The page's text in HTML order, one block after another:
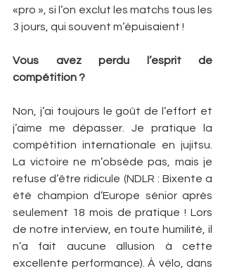
«pro », si l’on exclut les matchs tous les
3 jours, qui souvent m’épuisaient !
Vous avez perdu l’esprit de
compétition ?
Non, j’ai toujours le goût de l’effort et
j’aime me dépasser. Je pratique la
compétition internationale en jujitsu.
La victoire ne m’obsède pas, mais je
refuse d’être ridicule (NDLR : Bixente a
été champion d’Europe sénior après
seulement 18 mois de pratique ! Lors
de notre interview, en toute humilité, il
n’a fait aucune allusion à cette
excellente performance). À vélo, dans